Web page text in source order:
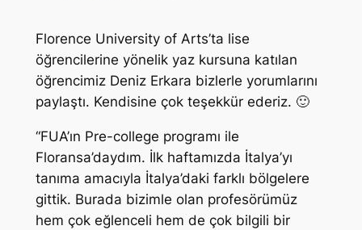
Florence University of Arts’ta lise
öğrencilerine yönelik yaz kursuna katılan
öğrencimiz Deniz Erkara bizlerle yorumlarını
paylaştı. Kendisine çok teşekkür ederiz. 🙂
“FUA’ın Pre-college programı ile
Floransa’daydım. İlk haftamızda İtalya’yı
tanıma amacıyla İtalya’daki farklı bölgelere
gittik. Burada bizimle olan profesörümüz
hem çok eğlenceli hem de çok bilgili bir